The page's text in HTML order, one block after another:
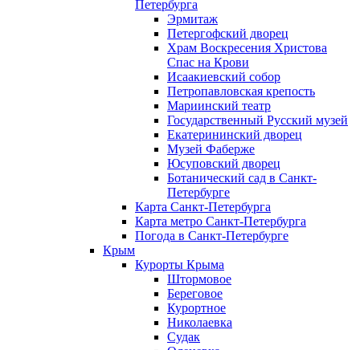
Петербурга
Эрмитаж
Петергофский дворец
Храм Воскресения Христова
Спас на Крови
Исаакиевский собор
Петропавловская крепость
Мариинский театр
Государственный Русский музей
Екатерининский дворец
Музей Фаберже
Юсуповский дворец
Ботанический сад в Санкт-
Петербурге
Карта Санкт-Петербурга
Карта метро Санкт-Петербурга
Погода в Санкт-Петербурге
Крым
Курорты Крыма
Штормовое
Береговое
Курортное
Николаевка
Судак